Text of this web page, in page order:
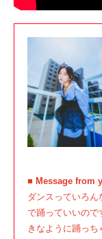
■ Message from
ダンスっていろ
で踊っていいので
きなように踊っち